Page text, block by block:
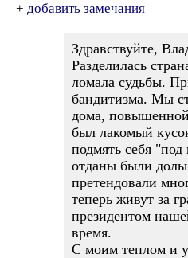
+ добавить замечания
Здравствуйте,
Разделилась
ломала судьбы.
бандитизма. Мы
дома,
был лакомый
подмять себя
отданы были
претендовали
теперь живут за
президентом
время.
С моим теплом и